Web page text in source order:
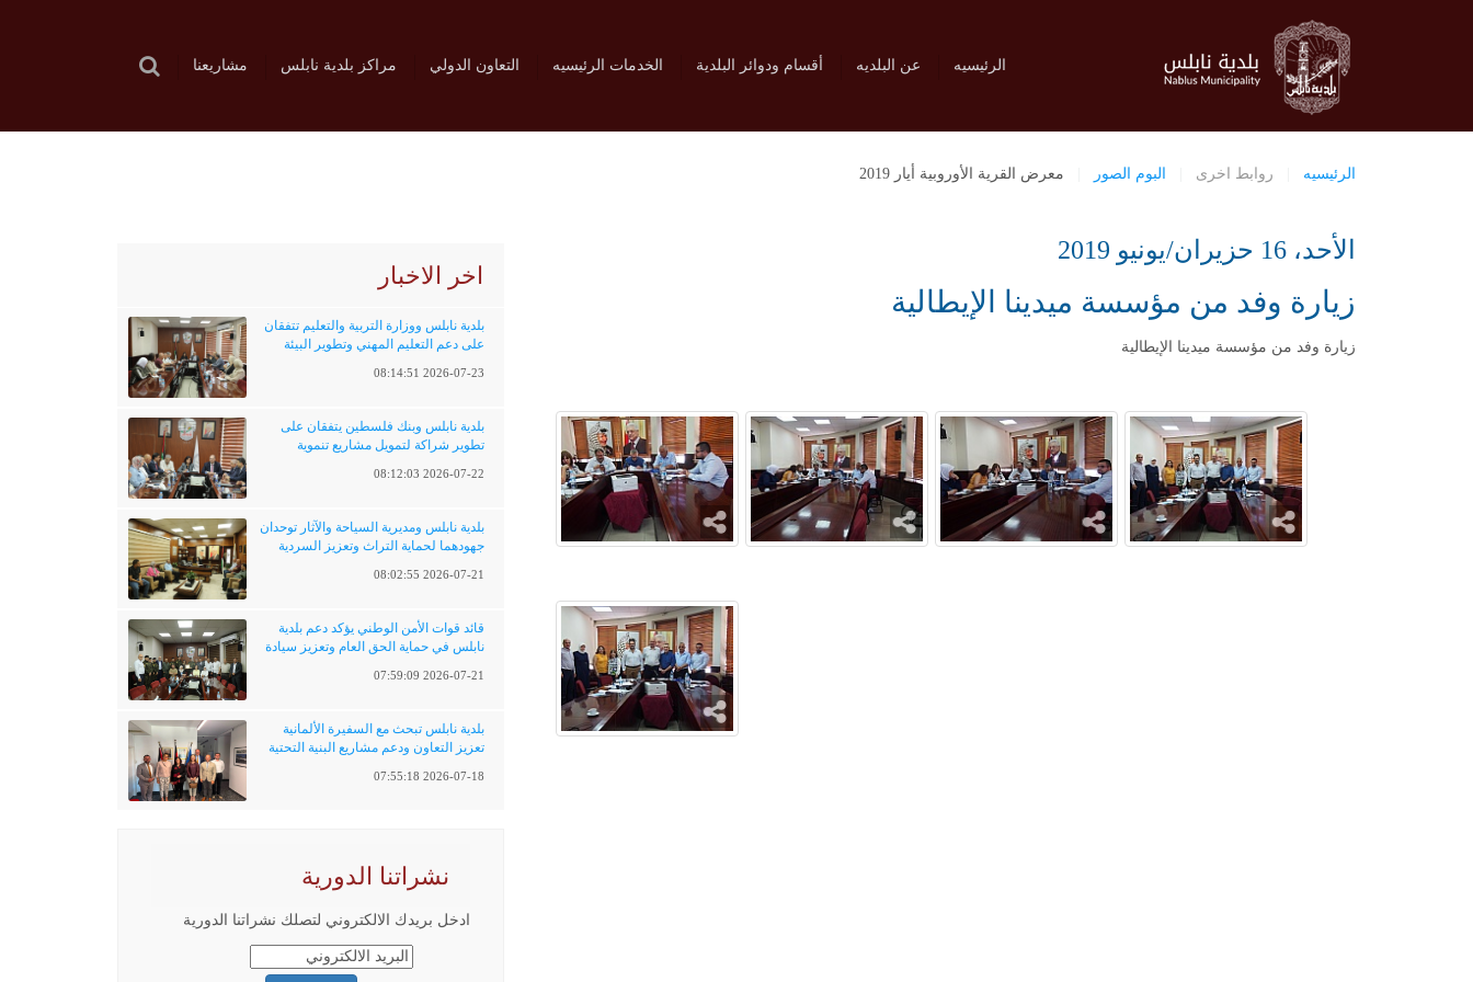
الرئيسيه عن البلديه أقسام ودوائر البلدية الخدمات الرئيسيه التعاون الدولي مراكز بلدية نابلس مشاريعنا
الرئيسيه روابط اخرى البوم الصور معرض القرية الأوروبية أيار 2019
اخر الاخبار
بلدية نابلس ووزارة التربية والتعليم تتفقان
على دعم التعليم المهني وتطوير البيئة
2026-07-23 08:14:51
بلدية نابلس وبنك فلسطين يتفقان على
تطوير شراكة لتمويل مشاريع تنموية
2026-07-22 08:12:03
بلدية نابلس ومديرية السياحة والآثار توحدان
جهودهما لحماية التراث وتعزيز السردية
2026-07-21 08:02:55
قائد قوات الأمن الوطني يؤكد دعم بلدية
نابلس في حماية الحق العام وتعزيز سيادة
2026-07-21 07:59:09
بلدية نابلس تبحث مع السفيرة الألمانية
تعزيز التعاون ودعم مشاريع البنية التحتية
2026-07-18 07:55:18
نشراتنا الدورية
ادخل بريدك الالكتروني لتصلك نشراتنا الدورية
الأحد، 16 حزيران/يونيو 2019
زيارة وفد من مؤسسة ميدينا الإيطالية
زيارة وفد من مؤسسة ميدينا الإيطالية